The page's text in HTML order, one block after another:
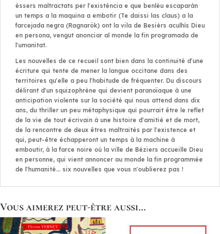
èssers maltractats per l'existéncia e que benlèu escaparàn
un temps a la maquina a embotir (Te daissi las claus) a la
farcejada negra (Ragnarök) ont la vila de Besièrs aculhís Dieu
en persona, vengut anonciar al monde la fin programada de
l'umanitat.
Les nouvelles de ce recueil sont bien dans la continuité d'une
écriture qui tente de mener la langue occitane dans des
territoires qu'elle a peu l'habitude de fréquenter. Du discours
délirant d'un squizophrène qui devient paranoïaque à une
anticipation violente sur la société qui nous attend dans dix
ans, du thriller un peu métaphysique qui pourrait être le reflet
de la vie de tout écrivain à une histoire d'amitié et de mort,
de la rencontre de deux êtres maltraités par l'existence et
qui, peut-être échapperont un temps à la machine à
emboutir, à la farce noire où la ville de Béziers accueille Dieu
en personne, qui vient annoncer au monde la fin programmée
de l'humanité... six nouvelles que vous n'oublierez pas !
Vous aimerez peut-être aussi…